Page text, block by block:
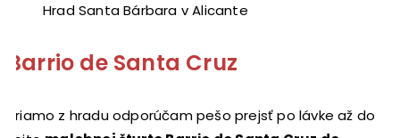
Hrad Santa Bárbara v Alicante
Barrio de Santa Cruz
Priamo z hradu odporúčam pešo prejsť po lávke až do